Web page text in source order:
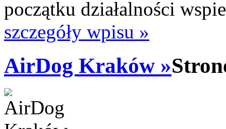
początku działalności
szczegóły wpisu »
AirDog Kraków »